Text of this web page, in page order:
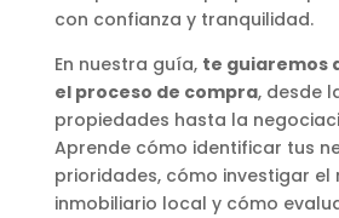
con confianza y tranquilidad.
En nuestra guía, te guiaremos
el proceso de compra, desde
propiedades hasta la
Aprende cómo identificar tus
prioridades, cómo investigar el
inmobiliario local y cómo